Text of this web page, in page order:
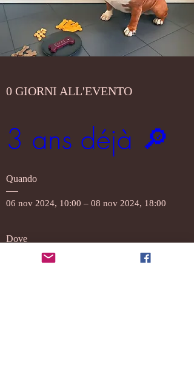
0 GIORNI ALL'EVENTO
3 ans déjà 🔎
Quando
06 nov 2024, 10:00 – 08 nov 2024, 18:00
Dove
231 Rue de la Libération, 3512 Dudelange,